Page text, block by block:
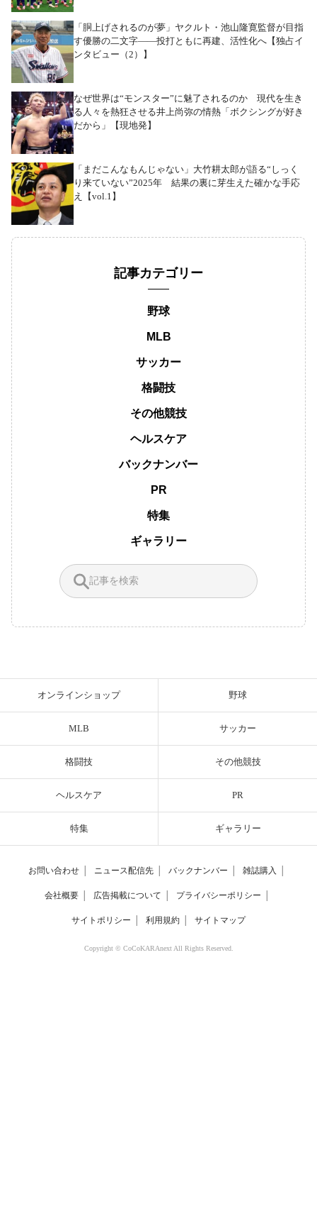
「胴上げされるのが夢」ヤクルト・池山隆寛監督が目指
す優勝の二文字――投打ともに再建、活性化へ【独占イ
ンタビュー（2）】
なぜ世界は“モンスター”に魅了されるのか 現代を生き
る人々を熱狂させる井上尚弥の情熱「ボクシングが好き
だから」【現地発】
「まだこんなもんじゃない」大竹耕太郎が語る“しっく
り来ていない”2025年 結果の裏に芽生えた確かな手応
え【vol.1】
記事カテゴリー
野球
MLB
サッカー
格闘技
その他競技
ヘルスケア
バックナンバー
PR
特集
ギャラリー
オンラインショップ 野球
MLB サッカー
格闘技 その他競技
ヘルスケア PR
特集 ギャラリー
お問い合わせ ニュース配信先 バックナンバー 雑誌購入
会社概要 広告掲載について プライバシーポリシー
サイトポリシー 利用規約 サイトマップ
Copyright © CoCoKARAnext All Rights Reserved.